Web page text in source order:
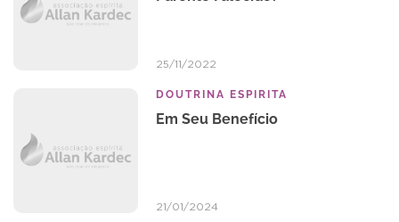
25/11/2022
DOUTRINA ESPIRITA
Em Seu Benefício
21/01/2024